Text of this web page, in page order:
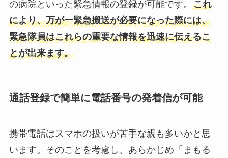
の病院といった緊急情報の登録が可能です。 これ
により、万が一緊急搬送が必要になった際には、
緊急隊員はこれらの重要な情報を迅速に伝えるこ
とが出来ます。
通話登録で簡単に電話番号の発着信が可能
携帯電話はスマホの扱いが苦手な親も多いかと思
います。そのことを考慮し、あらかじめ「まもる